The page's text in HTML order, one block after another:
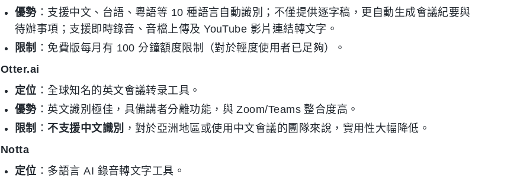
優勢：支援中文、台語、粵語等 10 種語言自動識別；不僅提供逐字稿，更自動生成會議紀要與
待辦事項；支援即時錄音、音檔上傳及 YouTube 影片連結轉文字。
限制 ：免費版每月有 100 分鐘額度限制（對於輕度使用者已足夠）。
Otter.ai
定位 ：全球知名的英文會議转录工具。
優勢：英文識別極佳，具備講者分離功能，與 Zoom/Teams 整合度高。
限制 ：不支援中文識別
，對於亞洲地區或使用中文會議的團隊來說，實用性大幅降低。
Notta
定位 ：多語言 AI 錄音轉文字工具。